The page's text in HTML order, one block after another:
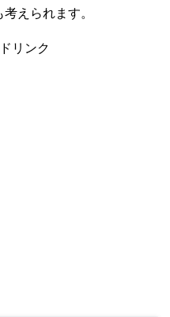
えられます。
リンク